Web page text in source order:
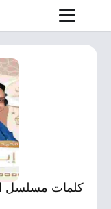
كلمات مسلسل